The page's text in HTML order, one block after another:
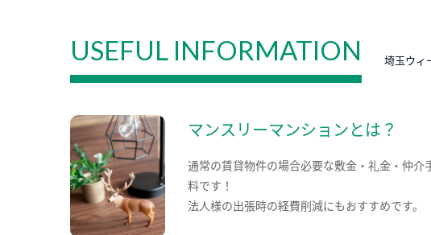
USEFUL INFORMATION 埼玉ウィ
マンスリーマンションとは？
通常の賃貸物件の場合必要な敷金・礼金・仲介
料です！
法人様の出張時の経費削減にもおすすめです。